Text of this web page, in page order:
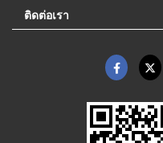
ติดต่อเรา